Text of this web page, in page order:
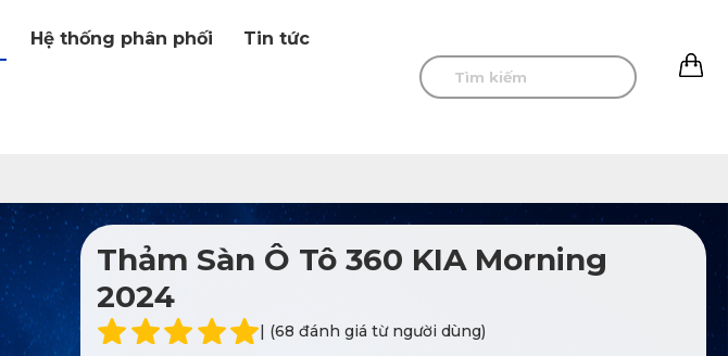
Hệ thống phân phối Tin tức
Thảm Sàn Ô Tô 360 KIA Morning
2024
| (68 đánh giá từ người dùng)